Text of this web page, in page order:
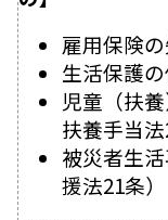
雇用保険
生活保護
児童（扶
扶養手当法
被災者生
援法21条）